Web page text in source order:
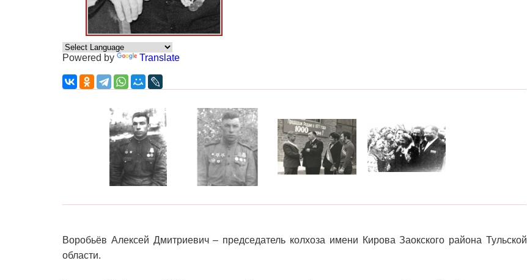
Powered by Translate
Воробьёв Алексей Дмитриевич – председатель колхоза имени Кирова Заокского района Тульской
области.